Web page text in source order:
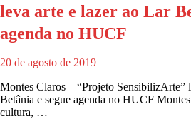
leva arte e lazer ao Lar
agenda no HUCF
20 de agosto de 2019
Montes Claros – “Projeto SensibilizArte”
Betânia e segue agenda no HUCF
cultura, …